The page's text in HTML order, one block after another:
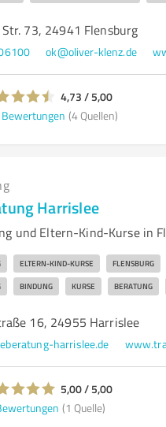
73, 24941 Flensburg
ok@oliver-klenz.de
4,73 / 5,00
Bewertungen (4 Quellen)
Harrislee
und Eltern-Kind-Kurse in
ELTERN-KIND-KURSE FLENSBURG
BINDUNG KURSE BERATUNG
16, 24955 Harrislee
harrislee.de
5,00 / 5,00
(1 Quelle)